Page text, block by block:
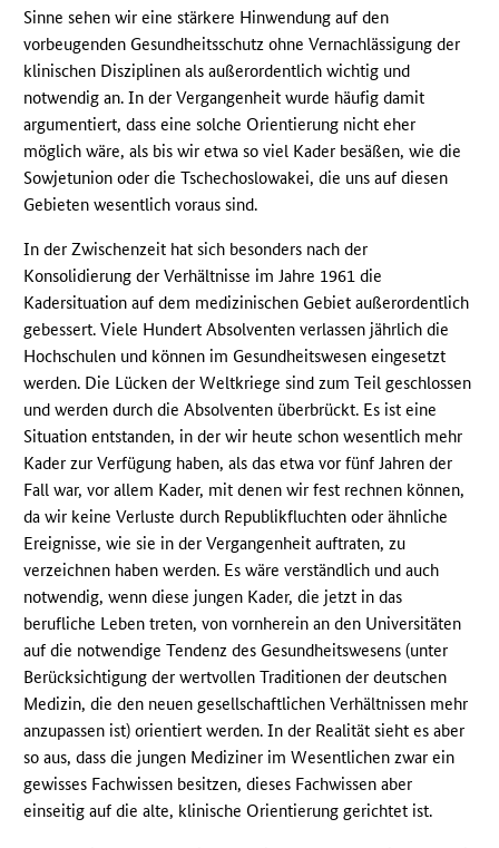
Sinne sehen wir eine stärkere Hinwendung auf den
vorbeugenden Gesundheitsschutz ohne Vernachlässigung der
klinischen Disziplinen als außerordentlich wichtig und
notwendig an. In der Vergangenheit wurde häufig damit
argumentiert, dass eine solche Orientierung nicht eher
möglich wäre, als bis wir etwa so viel Kader besäßen, wie die
Sowjetunion oder die Tschechoslowakei, die uns auf diesen
Gebieten wesentlich voraus sind.
In der Zwischenzeit hat sich besonders nach der
Konsolidierung der Verhältnisse im Jahre 1961 die
Kadersituation auf dem medizinischen Gebiet außerordentlich
gebessert. Viele Hundert Absolventen verlassen jährlich die
Hochschulen und können im Gesundheitswesen eingesetzt
werden. Die Lücken der Weltkriege sind zum Teil geschlossen
und werden durch die Absolventen überbrückt. Es ist eine
Situation entstanden, in der wir heute schon wesentlich mehr
Kader zur Verfügung haben, als das etwa vor fünf Jahren der
Fall war, vor allem Kader, mit denen wir fest rechnen können,
da wir keine Verluste durch Republikfluchten oder ähnliche
Ereignisse, wie sie in der Vergangenheit auftraten, zu
verzeichnen haben werden. Es wäre verständlich und auch
notwendig, wenn diese jungen Kader, die jetzt in das
berufliche Leben treten, von vornherein an den Universitäten
auf die notwendige Tendenz des Gesundheitswesens (unter
Berücksichtigung der wertvollen Traditionen der deutschen
Medizin, die den neuen gesellschaftlichen Verhältnissen mehr
anzupassen ist) orientiert werden. In der Realität sieht es aber
so aus, dass die jungen Mediziner im Wesentlichen zwar ein
gewisses Fachwissen besitzen, dieses Fachwissen aber
einseitig auf die alte, klinische Orientierung gerichtet ist.